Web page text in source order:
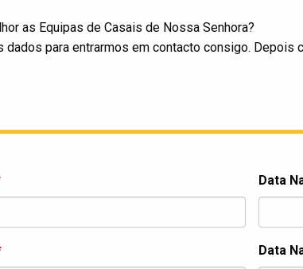
as Equipas de Casais de Nossa Senhora?
para entrarmos em contacto consigo. Depois
Data
da
Data